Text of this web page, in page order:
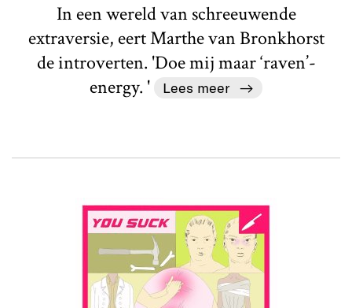
In een wereld van schreeuwende
extraversie, eert Marthe van Bronkhorst
de introverten. 'Doe mij maar ‘raven’-
energy. '
Lees meer